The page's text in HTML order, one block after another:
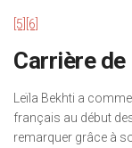
[5] [6]
Carrière
Leïla Bekhti a
français au début
remarquer grâce à